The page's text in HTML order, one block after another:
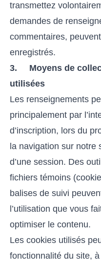
transmettez
demandes de
commentaires,
enregistrés.
3. Moyens de
utilisées
Les renseignements
principalement par
d’inscription, lors du
la navigation sur notre
d’une session. Des
fichiers témoins
balises de suivi
l’utilisation que vous
optimiser le contenu.
Les cookies utilisés
fonctionnalité du site,